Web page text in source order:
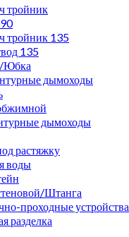
тройник
тройник 135
135
Юбка
дымоходы
дымоходы
растяжку
воды
Штанга
проходные устройства
разделка